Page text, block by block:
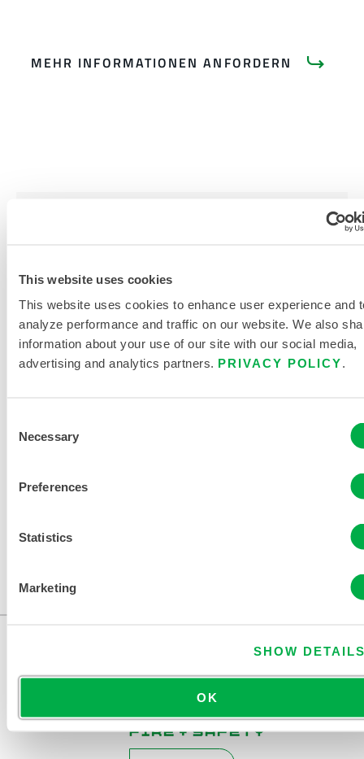
This website uses cookies
This website uses cookies to enhance user experience and
analyze performance and traffic on our website. We also
information about your use of our site with our social media,
advertising and analytics partners. PRIVACY POLICY.
Selection
Necessary
Preferences
Statistics
Marketing
SHOW
OK
MEHR INFORMATIONEN ANFORDERN
PRODUKTKATALOG FÜR
KRITISCHE UMGEBUNGEN
GRÖSSENTABELLE FÜR E
INWEG- UND C
MEXIKO, CHINA, AFRIKA, ASIEN, OZEANIEN,